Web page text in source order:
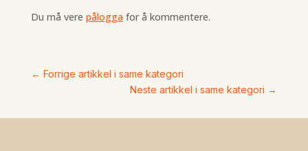
Du må vere påloggafor å kommentere.
← Forrige artikkel i same kategori
Neste artikkel i same kategori →